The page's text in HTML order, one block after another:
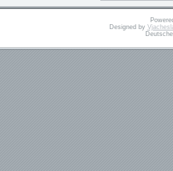
Designed by